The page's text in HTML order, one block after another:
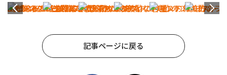
記事ページに戻る